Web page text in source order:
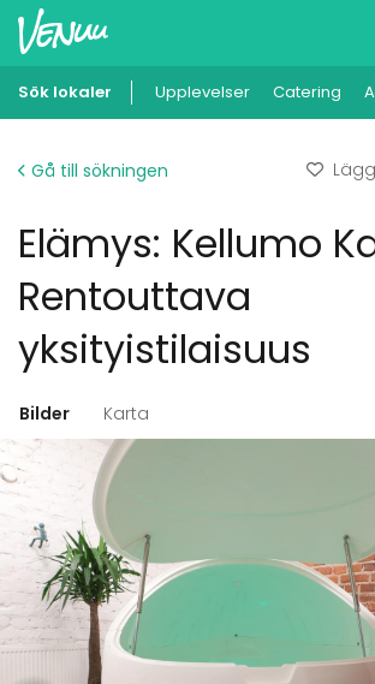
Minneslista
Lägg till din lokal
Sök lokaler Upplevelser Catering
Gå till sökningen
Elämys: Kellumo
Rentouttava
yksityistilaisuus
Bilder Karta